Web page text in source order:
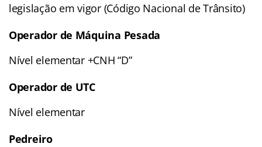
legislação em vigor (Código Nacional de Trânsito)
Operador de Máquina Pesada
Nível elementar +CNH “D”
Operador de UTC
Nível elementar
Pedreiro